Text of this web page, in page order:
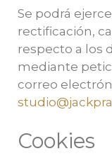
Se podrá
rectificación,
respecto a los
mediante
correo
Cookies